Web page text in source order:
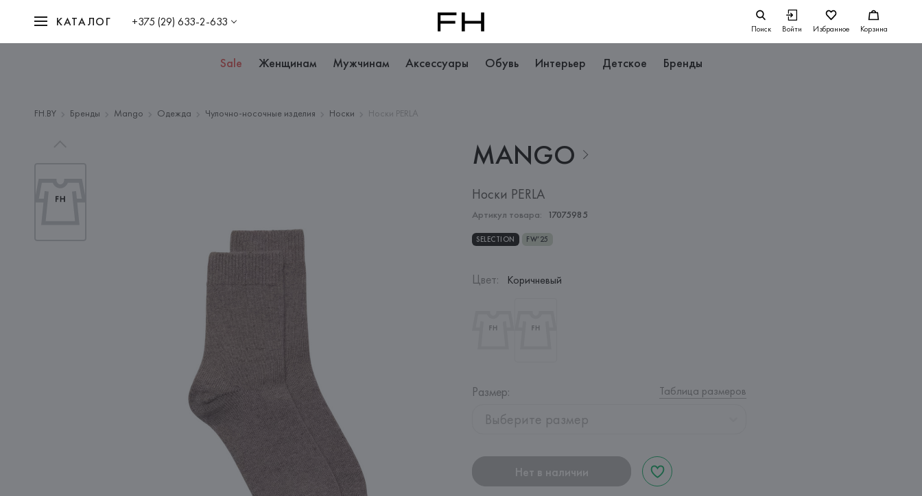
КАТАЛОГ +375 (29) 633-2-633 Поиск Войти Избранное Корзина
Sale Женщинам Мужчинам Аксессуары Обувь Интерьер Детское Бренды
FH.BY Бренды Mango Одежда Чулочно-носочные изделия Носки Носки PERLA
MANGO
Носки PERLA
Артикул товара: 17075985
SELECTION FW’25
Цвет: Коричневый
Размер: Таблица размеров
Выберите размер
Нет в наличии